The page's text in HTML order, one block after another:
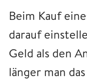
Beim Kauf
darauf
Geld als den
länger man